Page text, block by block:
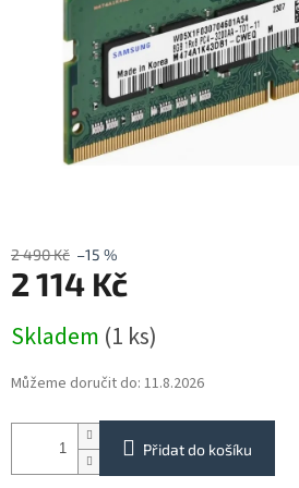
2 490 Kč –15 %
2 114 Kč
cena:
Skladem (1 ks)
Můžeme doručit do: 11.8.2026
Přidat do košíku